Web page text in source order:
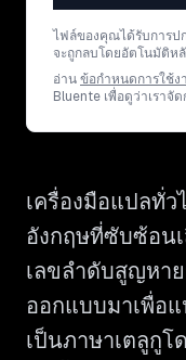
ไฟล์ของคุณได้รับการป
จะถูกลบโดยอัตโนมัติห
อ่านข้อกำหนดการใช้ง
Bluente เพื่อดูว่าเราจั
เครื่องมือแปลทั่ว
อังกฤษที่ซับซ้อน
เลขลำดับสูญหา
ออกแบบมาเพื่อ
เป็นภาษาเตลูกูโ